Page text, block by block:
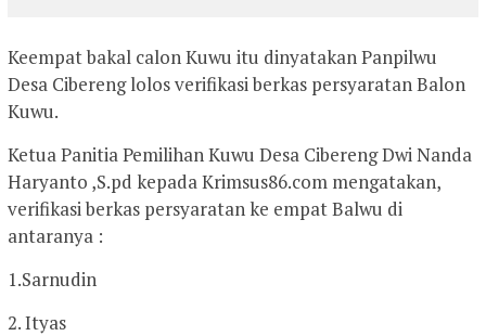
Keempat bakal calon Kuwu itu dinyatakan Panpilwu
Desa Cibereng lolos verifikasi berkas persyaratan Balon
Kuwu.
Ketua Panitia Pemilihan Kuwu Desa Cibereng Dwi Nanda
Haryanto ,S.pd kepada Krimsus86.com mengatakan,
verifikasi berkas persyaratan ke empat Balwu di
antaranya :
1.Sarnudin
2. Ityas